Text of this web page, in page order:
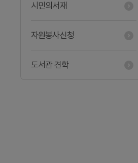
시민의서재
자원봉사신청
도서관 견학